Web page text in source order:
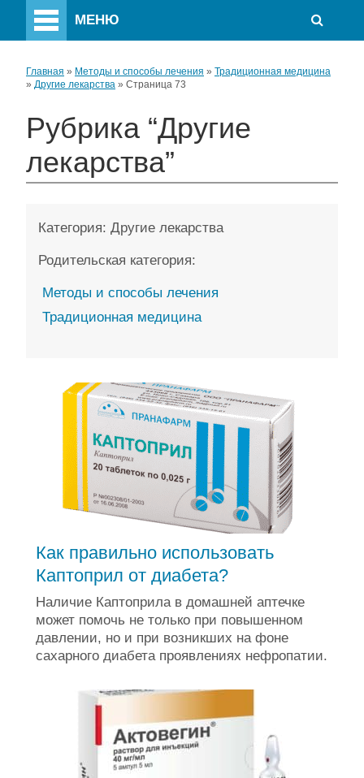
МЕНЮ
Главная » Методы и способы лечения » Традиционная медицина
» Другие лекарства » Страница 73
Рубрика “Другие
лекарства”
Категория: Другие лекарства
Родительская категория:
Методы и способы лечения
Традиционная медицина
Как правильно использовать
Каптоприл от диабета?
Наличие Каптоприла в домашней аптечке
может помочь не только при повышенном
давлении, но и при возникших на фоне
сахарного диабета проявлениях нефропатии.